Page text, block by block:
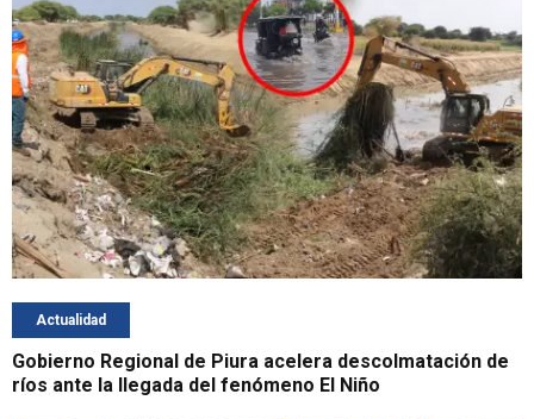
Actualidad
Gobierno Regional de Piura acelera descolmatación de
ríos ante la llegada del fenómeno El Niño